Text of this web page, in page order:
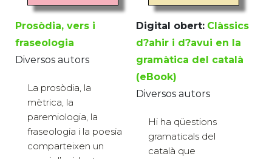
Prosòdia, vers i
fraseologia
Diversos autors
La prosòdia, la
mètrica, la
paremiologia, la
fraseologia i la poesia
comparteixen un
Digital obert: Clàssics
d?ahir i d?avui en la
gramàtica del català
(eBook)
Diversos autors
Hi ha qüestions
gramaticals del
català que